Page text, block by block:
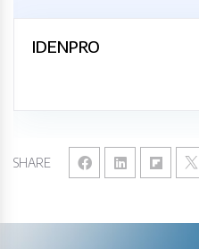
SHARE
IDENPRO